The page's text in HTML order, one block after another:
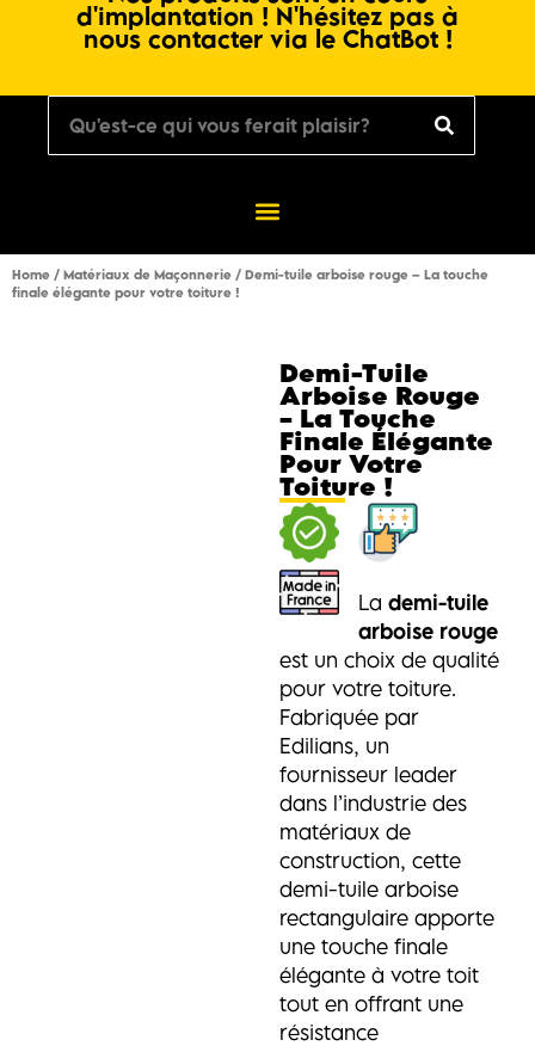
d'implantation ! N'hésitez pas à
nous contacter via le ChatBot !
Home / Matériaux de Maçonnerie / Demi-tuile arboise rouge – La touche
finale élégante pour votre toiture !
Demi-Tuile
Arboise Rouge
– La Touche
Finale Élégante
Pour Votre
Toiture !
La demi-tuile
arboise rouge
est un choix de qualité
pour votre toiture.
Fabriquée par
Edilians, un
fournisseur leader
dans l’industrie des
matériaux de
construction, cette
demi-tuile arboise
rectangulaire apporte
une touche finale
élégante à votre toit
tout en offrant une
résistance